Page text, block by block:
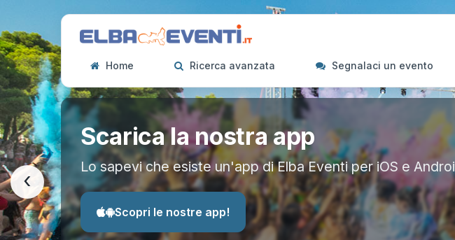
Home Ricerca avanzata Segnalaci un evento
Scarica la nostra app
Lo sapevi che esiste un'app di Elba Eventi per iOS e
Scopri le nostre app!
‹